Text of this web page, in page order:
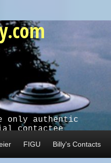
only authentic
contactee
FIGU Billy's Contacts